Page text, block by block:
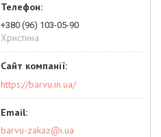
+380 (96) 103-05-90
Христина
https://barvu.in.ua/
barvu-zakaz@i.ua